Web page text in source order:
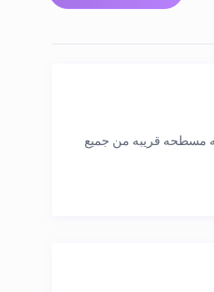
مجهز شاشه مسطحه قريبه من جميع